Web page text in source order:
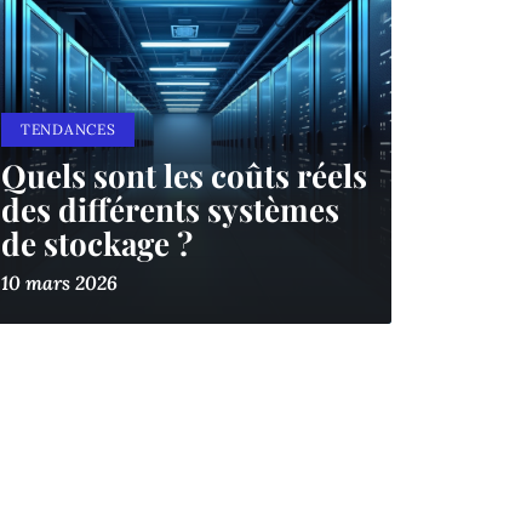
TENDANCES
Quels sont les coûts réels
des différents systèmes
de stockage ?
10 mars 2026